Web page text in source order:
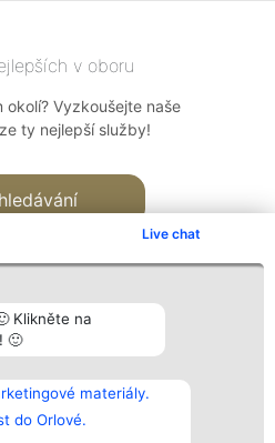
Live chat
Klikněte na
🙂
materiály.
do Orlové.
v oboru
okolí? Vyzkoušejte naše
ty nejlepší služby!
všech
Kontakt